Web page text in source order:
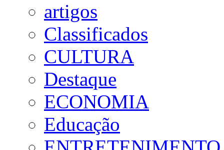
artigos
Classificados
CULTURA
Destaque
ECONOMIA
Educação